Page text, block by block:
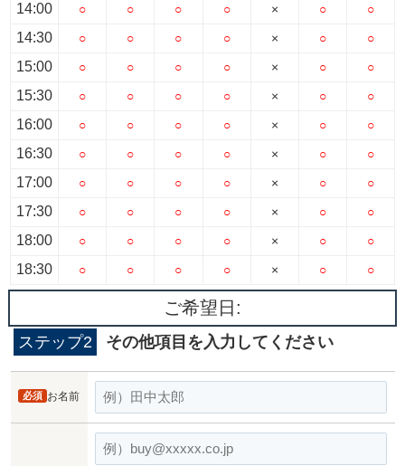
14:00
14:30
15:00
15:30
16:00
16:30
17:00
17:30
18:00
18:30
○
○
○
○
○
○
○
○
○
○
○
○
○
○
○
○
○
○
○
○
○
○
○
○
○
○
○
○
○
○
○
○
○
○
○
○
○
○
○
○
×
×
×
×
×
×
×
×
×
×
○
○
○
○
○
○
○
○
○
○
○
○
○
○
○
○
○
○
○
○
ご希望日:
ステップ2 その他項目を入力してください
お名前
必須